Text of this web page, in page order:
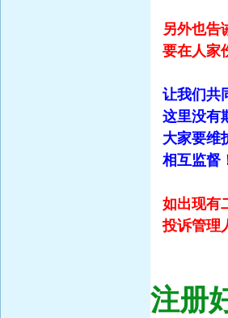
另外也告
要在人家
让我们共
这里没有
大家要维
相互监督
如出现有
投诉管理
注册